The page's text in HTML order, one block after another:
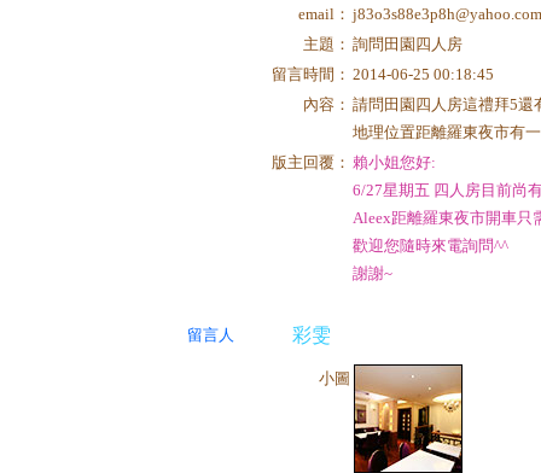
email：
主題： 詢問田園四人房
留言時間： 2014-06-25 00:18:45
內容： 請問田園四人房這禮拜5還
地理位置距離羅東夜市有
版主回覆： 賴小姐您好:
6/27星期五 四人房目前尚
Aleex距離羅東夜市開車只
歡迎您隨時來電詢問^^
謝謝~
留言人 彩雯
小圖